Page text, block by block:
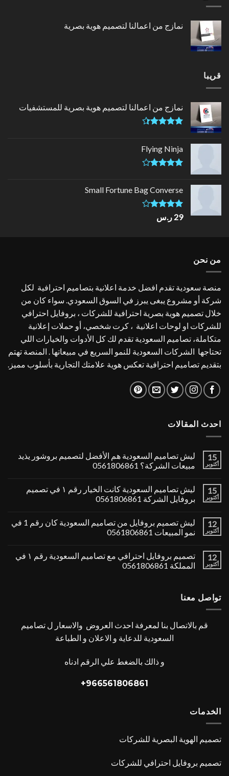
نمازج من اعمالنا لتصميم هوية بصرية
قريبا
نمازج من اعمالنا لتصميم هوية بصرية للمستشفيات
5
Flying Ninja
5
Small Fortune Bag Converse
تم
التقييم
29 ر.س
من نحن
منصة سعودية تقدم افضل خدمة اعلانية بتصاميم احترافية لكل
شركة أو مشروع يبغى يبرز في السوق السعودي. سواء كان من
خلال تصميم هوية بصرية احترافية للشركات ، بروفايل احترافي
للشركات او لوحات اعلانية ، كرت شخصي، أو حملات إعلانية
متكاملة، تصاميم السعودية تقدم لك كل الأدوات والخيارات اللي
تحتاجها الشركات السعودية للنمو السريع في مبيعاتها . المنصة تهتم
بتقديم تصاميم احترافية تعكس هوية علامتك التجارية بأسلوب مميز.
احدث المقالات
15
أكتوبر
ليش تصاميم السعودية هم الأفضل لتصميم بروشور يذيد
مبيعات الشركة؟ 0561806861
15
أكتوبر
ليش تصاميم السعودية كانت الخيار رقم ١ في تصميم
بروفايل الشركة 0561806861
12
أكتوبر
ليش تصميم بروفايل من تصاميم السعودية كان رقم 1 في
نمو المبيعات 0561806861
12
أكتوبر
تصميم بروفايل احترافي مع تصاميم السعودية رقم ١ في
المملكة 0561806861
تواصل معنا
قم بالاتصال بنا لمعرفة احدث العروض والاسعار ل تصاميم
السعودية للدعاية و الاعلان و الطباعة
و ذالك بالضغط علي الرقم ادناه
966561806861+
الخدمات
تصميم الهوية البصرية للشركات
تصميم بروفايل احترافي للشركات